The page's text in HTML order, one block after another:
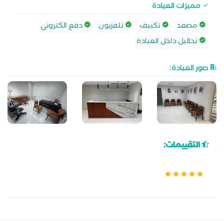
مميزات العيادة
مصعد
تكييف تلفزيون
دفع الكتروني
تحاليل داخل العيادة
صور العيادة:
التقييمات: